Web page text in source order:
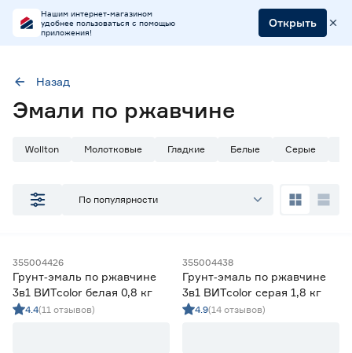
Нашим интернет-магазином
удобнее пользоваться с помощью
приложения!
Открыть
Наличие в магазинах
ул. Селезнева, 4
Тип
Эмали цветные
Цена
Назад
Эмали по ржавчине
Wollton Молотковые Гладкие Белые Серые
По популярности
355004426
Грунт‑эмаль по ржавчине
3в1 ВИТcolor белая 0,8 кг
4.4(11 отзывов)
355004438
Грунт‑эмаль по ржавчине
3в1 ВИТcolor серая 1,8 кг
4.9(14 отзывов)